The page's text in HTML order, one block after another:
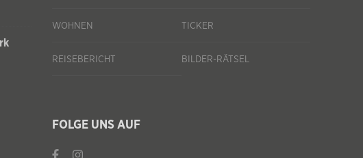
WOHNEN TICKER
REISEBERICHT BILDER-RÄTSEL
FOLGE UNS AUF